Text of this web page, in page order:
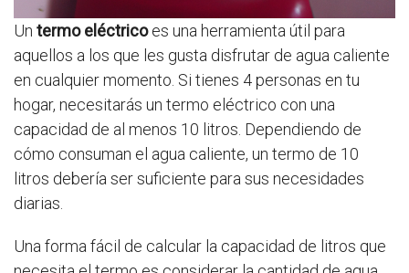
Un termo eléctricoes una herramienta útil para
aquellos a los que les gusta disfrutar de agua caliente
en cualquier momento. Si tienes 4 personas en tu
hogar, necesitarás un termo eléctrico con una
capacidad de al menos 10 litros. Dependiendo de
cómo consuman el agua caliente, un termo de 10
litros debería ser suficiente para sus necesidades
diarias.
Una forma fácil de calcular la capacidad de litros que